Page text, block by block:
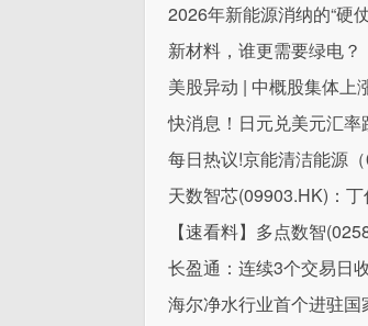
2026年新能源消纳的“硬
新材料，谁更需要绿电？
美股异动 | 中概股集体上
快消息！日元兑美元汇
每日热议!京能清洁能源
天数智芯(09903.HK)：
【速看料】多点数智
长盈通：连续3个交易日
海尔净水行业首个进驻